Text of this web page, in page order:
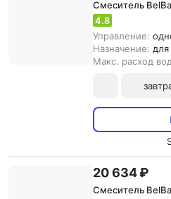
Смеситель
4.8
Управление:
Назначение:
Макс. расход
20 634 ₽
Смеситель